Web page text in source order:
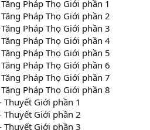
Pháp Thọ Giới phần 1
Pháp Thọ Giới phần 2
Pháp Thọ Giới phần 3
Pháp Thọ Giới phần 4
Pháp Thọ Giới phần 5
Pháp Thọ Giới phần 6
Pháp Thọ Giới phần 7
Pháp Thọ Giới phần 8
Giới phần 1
Thuyết Giới phần 2
Thuyết Giới phần 3